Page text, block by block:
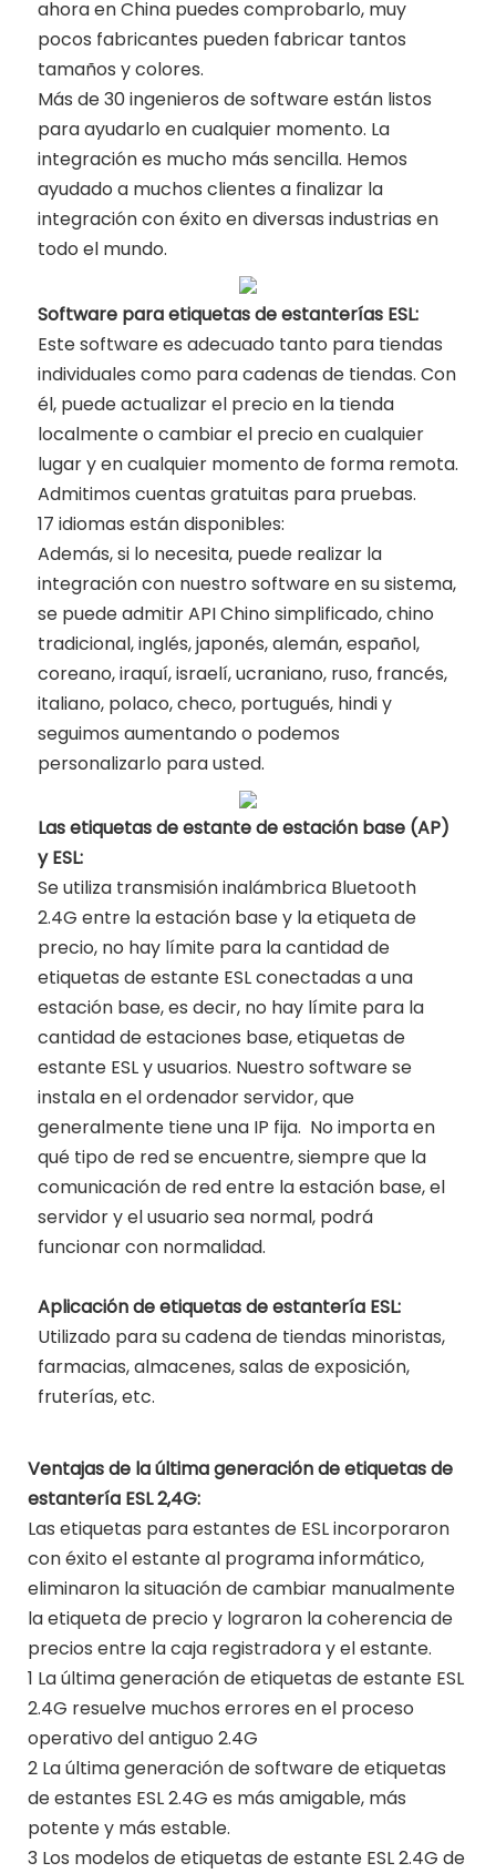
ahora en China puedes comprobarlo, muy
pocos fabricantes pueden fabricar tantos
tamaños y colores.
Más de 30 ingenieros de software están listos
para ayudarlo en cualquier momento. La
integración es mucho más sencilla. Hemos
ayudado a muchos clientes a finalizar la
integración con éxito en diversas industrias en
todo el mundo.
Software para etiquetas de estanterías ESL:
Este software es adecuado tanto para tiendas
individuales como para cadenas de tiendas. Con
él, puede actualizar el precio en la tienda
localmente o cambiar el precio en cualquier
lugar y en cualquier momento de forma remota.
Admitimos cuentas gratuitas para pruebas.
17 idiomas están disponibles:
Además, si lo necesita, puede realizar la
integración con nuestro software en su sistema,
se puede admitir API Chino simplificado, chino
tradicional, inglés, japonés, alemán, español,
coreano, iraquí, israelí, ucraniano, ruso, francés,
italiano, polaco, checo, portugués, hindi y
seguimos aumentando o podemos
personalizarlo para usted.
Las etiquetas de estante de estación base (AP)
y ESL:
Se utiliza transmisión inalámbrica Bluetooth
2.4G entre la estación base y la etiqueta de
precio, no hay límite para la cantidad de
etiquetas de estante ESL conectadas a una
estación base, es decir, no hay límite para la
cantidad de estaciones base, etiquetas de
estante ESL y usuarios. Nuestro software se
instala en el ordenador servidor, que
generalmente tiene una IP fija. No importa en
qué tipo de red se encuentre, siempre que la
comunicación de red entre la estación base, el
servidor y el usuario sea normal, podrá
funcionar con normalidad.
Aplicación de etiquetas de estantería ESL:
Utilizado para su cadena de tiendas minoristas,
farmacias, almacenes, salas de exposición,
fruterías, etc.
Ventajas de la última generación de etiquetas de
estantería ESL 2,4G:
Las etiquetas para estantes de ESL incorporaron
con éxito el estante al programa informático,
eliminaron la situación de cambiar manualmente
la etiqueta de precio y lograron la coherencia de
precios entre la caja registradora y el estante.
1 La última generación de etiquetas de estante ESL
2.4G resuelve muchos errores en el proceso
operativo del antiguo 2.4G
2 La última generación de software de etiquetas
de estantes ESL 2.4G es más amigable, más
potente y más estable.
3 Los modelos de etiquetas de estante ESL 2.4G de